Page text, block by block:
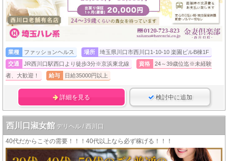
業種 ファッションヘルス 場所
埼玉県川口市西川口1-10-10 楽園ビルB棟1F
交通
JR西川口駅西口より徒歩3分※京浜東北線 資格
24～39歳位迄※未経験
者、大歓迎！
給与 日給35000円以上
詳細を見る 検討中に追加
西川口淑女館 デリヘル / 西川口
40代だからこその需要！！！40代以上なら必ず稼げる！！！